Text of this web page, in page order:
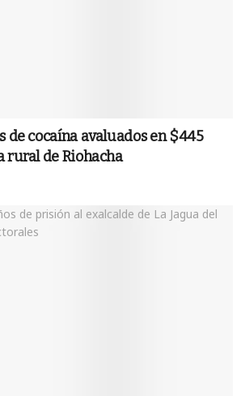
de cocaína avaluados en $445
rural de Riohacha